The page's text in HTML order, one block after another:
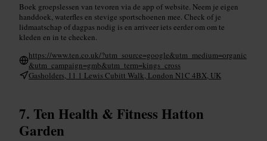
Boek groepslessen van tevoren via de app of website. Neem je eigen
handdoek, waterfles en stevige sportschoenen mee. Check of je
lidmaatschap of dagpas nodig is en arriveer iets eerder om om te
kleden en in te checken.
https://www.ten.co.uk/?utm_source=google&utm_medium=organic
&utm_campaign=gmb&utm_term=kings_cross
Gasholders, 11 1 Lewis Cubitt Walk, London N1C 4BX, UK
Ten Health & Fitness Hatton
Garden